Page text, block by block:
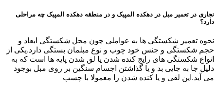
نجاری در تعمیر مبل در دهکده المپیک و در منطقه دهکده المپیک چه مراحلی
دارد؟
نحوه تعمیر شکستگی ها به عواملی چون محل شکستگی ابعاد و
حجم شکستگی و جنس خود چوب و نوع مبلمان بستگی دارد.یکی از
انواع شکستگی های رایج کنده شدن یا لق شدن پایه ها است که به
دلیل جا به جایی بد و یا گذاشتن اجسام سنگین بر روی مبل بوجود
می آید.این لقی و یا کنده شدن را معمولا با چسب